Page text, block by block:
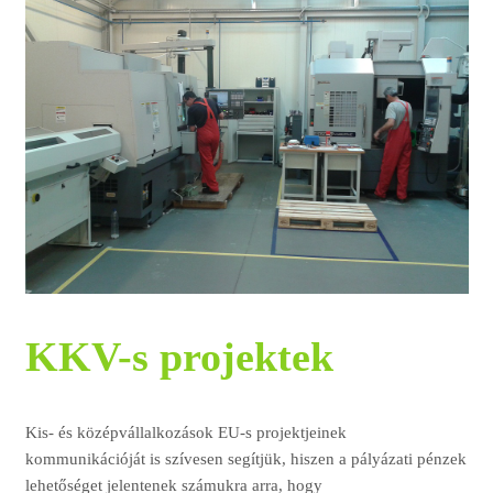
KKV-s projektek
Kis- és középvállalkozások EU-s projektjeinek
kommunikációját is szívesen segítjük, hiszen a pályázati pénzek
lehetőséget jelentenek számukra arra, hogy